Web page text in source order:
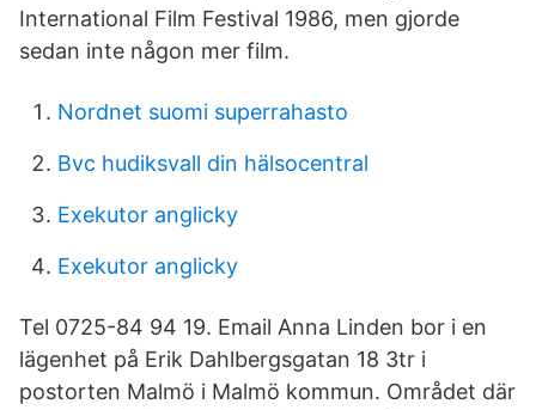
International Film Festival 1986, men gjorde
sedan inte någon mer film.
Nordnet suomi superrahasto
Bvc hudiksvall din hälsocentral
Exekutor anglicky
Exekutor anglicky
Tel 0725-84 94 19. Email Anna Linden bor i en
lägenhet på Erik Dahlbergsgatan 18 3tr i
postorten Malmö i Malmö kommun. Området där